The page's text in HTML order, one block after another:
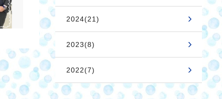
2024(21)
2023(8)
2022(7)